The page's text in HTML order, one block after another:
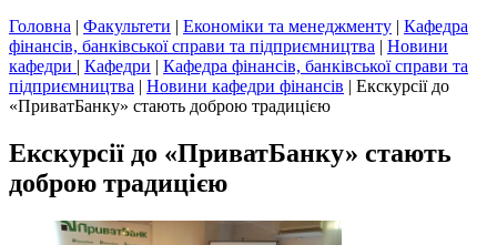
Головна | Факультети | Економіки та менеджменту | Кафедра
фінансів, банківської справи та підприємництва | Новини
кафедри | Кафедри | Кафедра фінансів, банківської справи та
підприємництва | Новини кафедри фінансів | Екскурсії до
«ПриватБанку» стають доброю традицією
Екскурсії до «ПриватБанку» стають
доброю традицією